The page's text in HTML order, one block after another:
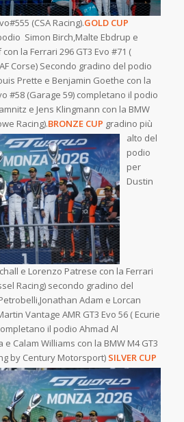
(CSA Racing).GOLD CUP
Simon Birch,Malte Ebdrup e
la Ferrari 296 GT3 Evo #71 (
Corse) Secondo gradino del podio
Prette e Benjamin Goethe con la
#58 (Garage 59) completano il podio
e Jens Klingmann con la BMW
Racing).BRONZE CUP gradino più
alto del
podio
per
Dustin
e Lorenzo Patrese con la Ferrari
Racing) secondo gradino del
Adam e Lorcan
Vantage AMR GT3 Evo 56 ( Ecurie
il podio Ahmad Al
Calam Williams con la BMW M4 GT3
by CenturyMotorsport) SILVER CUP